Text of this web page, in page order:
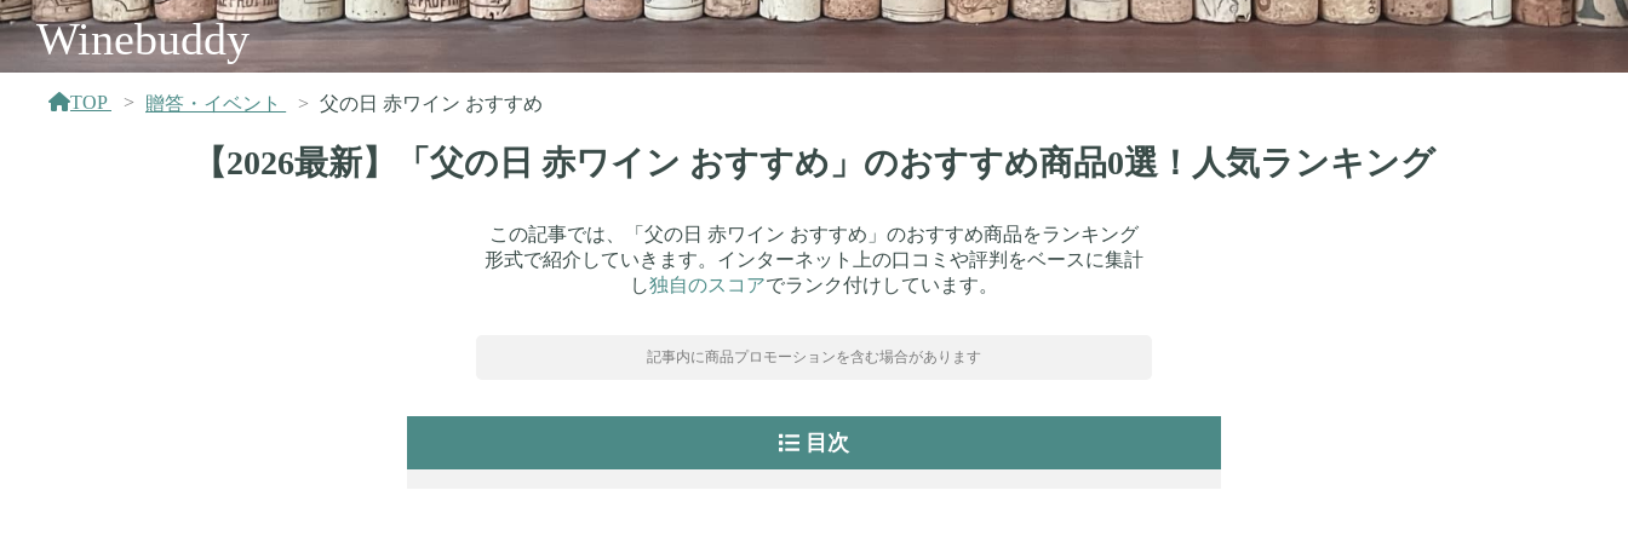
Winebuddy
TOP 贈答・イベント 父の日 赤ワイン おすすめ
【2026最新】「父の日 赤ワイン おすすめ」のおすすめ商品0選！人気ランキング
この記事では、「父の日 赤ワイン おすすめ」のおすすめ商品をランキング
形式で紹介していきます。インターネット上の口コミや評判をベースに集計
し独自のスコアでランク付けしています。
記事内に商品プロモーションを含む場合があります
目次